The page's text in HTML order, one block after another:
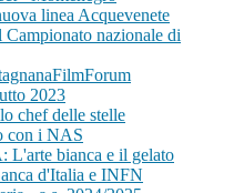
linea Acquevenete
nazionale di
2023
chef delle stelle
con i NAS
L'arte bianca e il gelato
d'Italia e INFN